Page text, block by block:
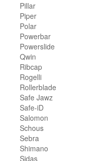
Pillar
Piper
Polar
Powerbar
Powerslide
Qwin
Ribcap
Rogelli
Rollerblade
Safe Jawz
Safe-iD
Salomon
Schous
Sebra
Shimano
Sidas